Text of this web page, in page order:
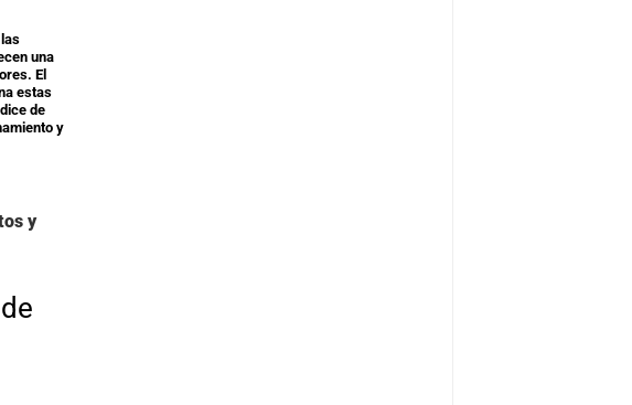
una
El
estas
de
y
y